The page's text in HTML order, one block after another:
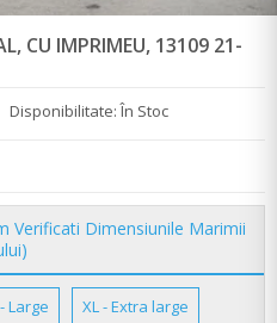
CU IMPRIMEU, 13109 21-
Disponibilitate: În Stoc
Verificati Dimensiunile Marimii
Large XL - Extra large